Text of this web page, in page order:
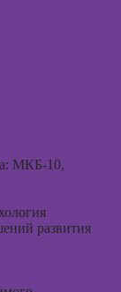
МКБ-10,
развития